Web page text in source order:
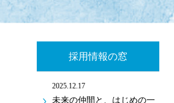
採用情報の窓
2025.12.17
未来の仲間と、はじめの一